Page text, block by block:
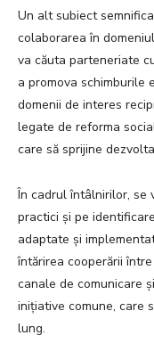
Un alt subiect
colaborarea în
va căuta parteneriate
a promova schimburile
domenii de interes
legate de reforma
care să sprijine
În cadrul întâlnirilor, se
practici și pe
adaptate și
întărirea cooperării
canale de comunicare
inițiative comune, care
lung.